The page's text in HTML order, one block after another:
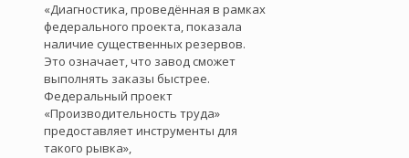
«Диагностика, проведённая в рамках
федерального проекта, показала
наличие существенных резервов.
Это означает, что завод сможет
выполнять заказы быстрее.
Федеральный проект
«Производительность труда»
предоставляет инструменты для
такого рывка»,